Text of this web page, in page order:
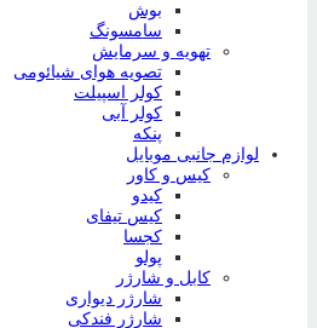
بوش
سامسونگ
تهویه و سرمایش
تصویه هوای شیائومی
کولر اسپیلت
کولر آبی
پنکه
لوازم جانبی موبایل
کیس و کاور
کیدو
کیس تیفای
کجسا
پولو
کابل و شارژر
شارژر دیواری
شارژر فندکی